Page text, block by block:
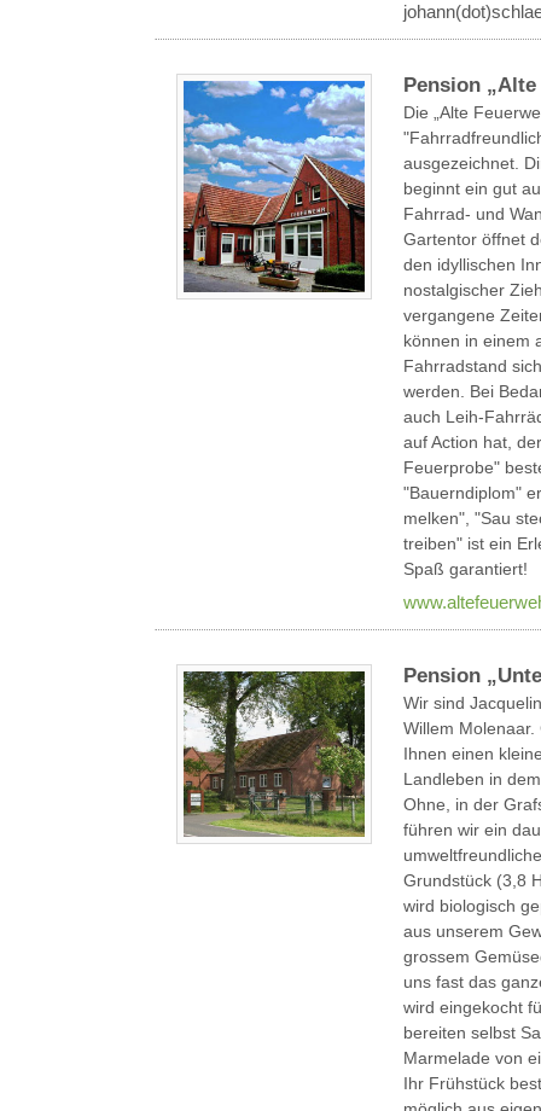
Pension
Die „Alte
ausgezeichnet.
beginnt ein gut
Fahrrad- und
Gartentor öffnet
den idyllischen
nostalgischer
vergangene
können in einem
Fahrradstand
werden. Bei
auch Leih-
auf Action hat,
Feuerprobe"
"Bauerndiplom"
melken", "Sau
treiben" ist ein
Spaß garantiert!
Pension
Wir sind
Willem
Ihnen einen
Landleben in
Ohne, in der
führen wir ein
Grundstück (3,8
wird biologisch
aus unserem
grossem
uns fast das
wird eingekocht
bereiten selbst
Marmelade von
Ihr Frühstück